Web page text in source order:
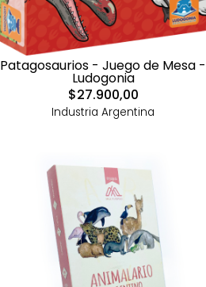
Patagosaurios - Juego de Mesa -
Ludogonia
$27.900,00
Industria Argentina